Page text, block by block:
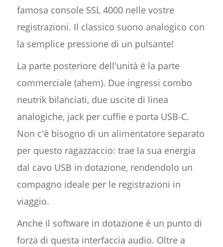
famosa console SSL 4000 nelle vostre
registrazioni. Il classico suono analogico con
la semplice pressione di un pulsante!
La parte posteriore dell'unità è la parte
commerciale (ahem). Due ingressi combo
neutrik bilanciati, due uscite di linea
analogiche, jack per cuffie e porta USB-C.
Non c'è bisogno di un alimentatore separato
per questo ragazzaccio: trae la sua energia
dal cavo USB in dotazione, rendendolo un
compagno ideale per le registrazioni in
viaggio.
Anche il software in dotazione è un punto di
forza di questa interfaccia audio. Oltre a